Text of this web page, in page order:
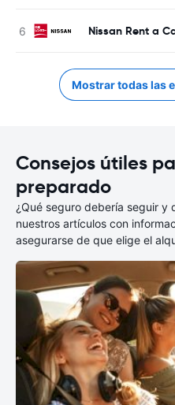
Nissan Rent a
Mostrar todas las
Consejos útiles
preparado
¿Qué seguro debería seguir y
nuestros artículos con
asegurarse de que elige el